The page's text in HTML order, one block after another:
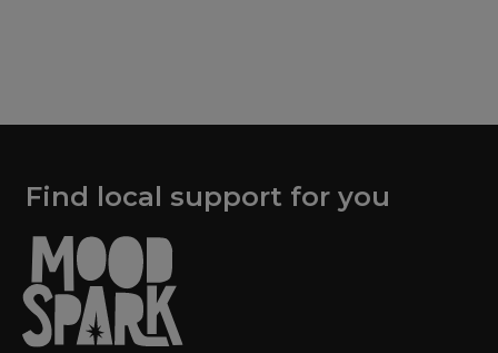
Find local support for you